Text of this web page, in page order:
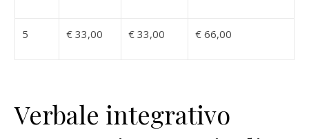
5 € 33,00 € 33,00 € 66,00
Verbale integrativo